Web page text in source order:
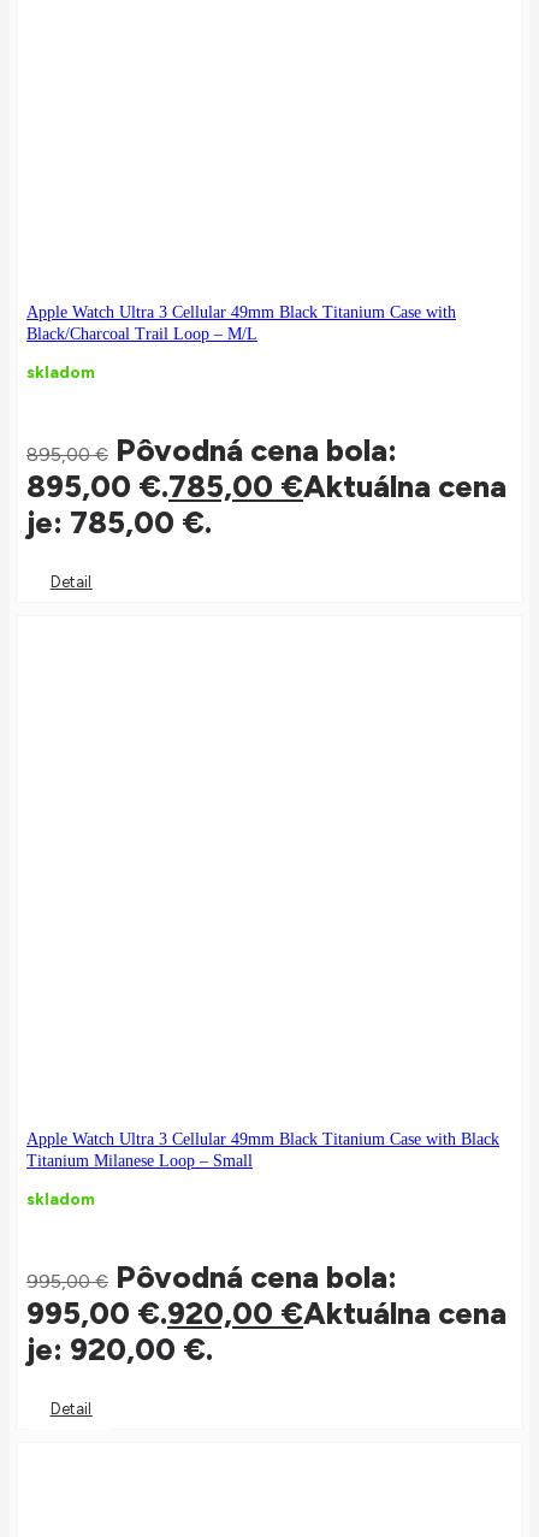
Apple Watch Ultra 3 Cellular 49mm Black Titanium Case with
Black/Charcoal Trail Loop – M/L
skladom
895,00€ Pôvodná cena bola:
895,00 €.785,00 €Aktuálna cena
je: 785,00 €.
Detail
Apple Watch Ultra 3 Cellular 49mm Black Titanium Case with Black
Titanium Milanese Loop – Small
skladom
995,00€ Pôvodná cena bola:
995,00 €.920,00 €Aktuálna cena
je: 920,00 €.
Detail